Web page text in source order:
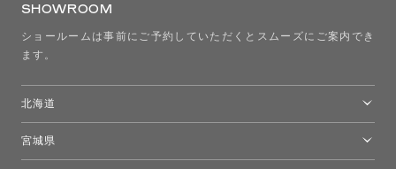
SHOWROOM
ショールームは事前にご予約していただくとスムーズにご案内でき
ます。
北海道
宮城県